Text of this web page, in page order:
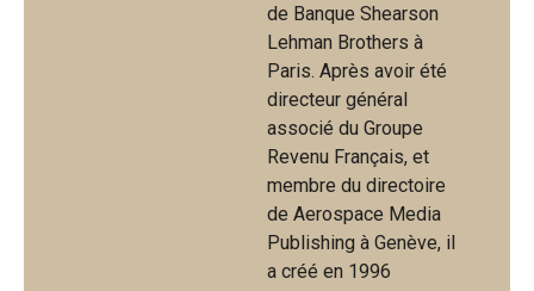
de Banque Shearson
Lehman Brothers à
Paris. Après avoir été
directeur général
associé du Groupe
Revenu Français, et
membre du directoire
de Aerospace Media
Publishing à Genève, il
a créé en 1996